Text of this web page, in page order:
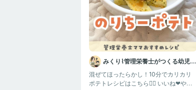
みくり⌇管理栄養士がつくる幼児食
レシピ
混ぜてほったらかし！10分でカリカリ
ポテトレシピはこちら💁‍♀️ いいね❤︎やコ